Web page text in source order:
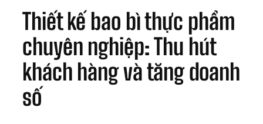
Thiết kế bao bì thực phẩm
chuyên nghiệp: Thu hút
khách hàng và tăng doanh
số